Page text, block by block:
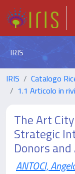
IRIS
IRIS Catalogo
1.1 Articolo in
The Art
Strategic
Donors
ANTOCI,